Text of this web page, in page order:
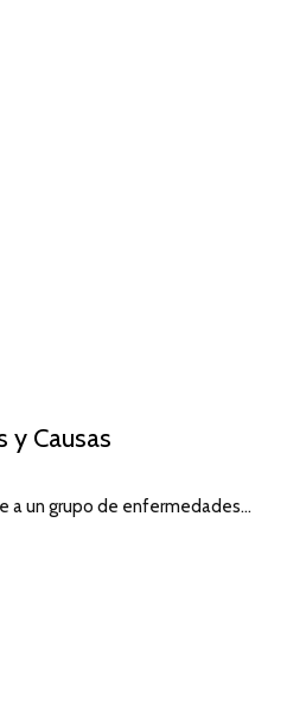
y Causas
a un grupo de enfermedades…